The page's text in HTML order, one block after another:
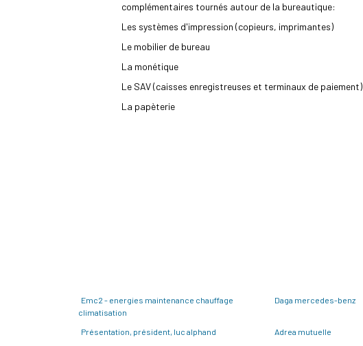
complémentaires tournés autour de la bureautique:
Les systèmes d'impression (copieurs, imprimantes)
Le mobilier de bureau
La monétique
Le SAV (caisses enregistreuses et terminaux de paiement)
La papèterie
Emc2 - energies maintenance chauffage
climatisation
Daga mercedes-benz
Présentation, président, luc alphand Adrea mutuelle